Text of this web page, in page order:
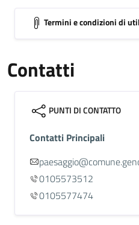
Termini e condizioni di
Contatti
PUNTI DI CONTATTO
Contatti Principali
0105573512
0105577474